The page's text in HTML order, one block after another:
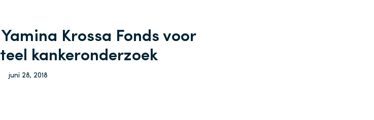
Krossa Fonds voor
kankeronderzoek
juni 28, 2018